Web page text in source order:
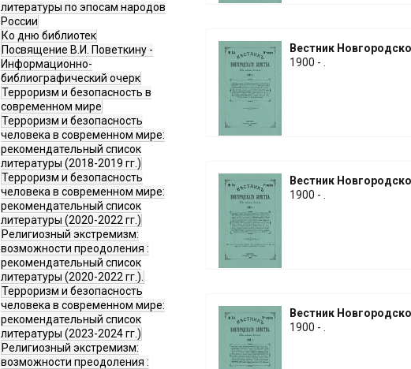
литературы по эпосам народов
России
Ко дню библиотек
Посвящение В.И. Поветкину -
Информационно-
библиографический очерк
Терроризм и безопасность в
современном мире
Терроризм и безопасность
человека в современном мире:
рекомендательный список
литературы (2018-2019 гг.)
Терроризм и безопасность
человека в современном мире:
рекомендательный список
литературы (2020-2022 гг.)
Религиозный экстремизм:
возможности преодоления :
рекомендательный список
литературы (2020-2022 гг.).
Терроризм и безопасность
человека в современном мире:
рекомендательный список
литературы (2023-2024 гг.)
Религиозный экстремизм:
возможности преодоления :
Вестник
1900 - .
Вестник
1900 - .
Вестник
1900 - .